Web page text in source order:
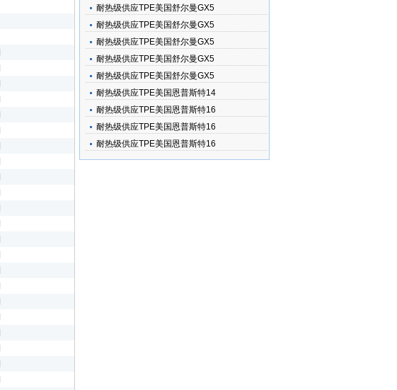
耐热级供应TPE美国舒尔曼GX5
耐热级供应TPE美国舒尔曼GX5
耐热级供应TPE美国舒尔曼GX5
耐热级供应TPE美国舒尔曼GX5
耐热级供应TPE美国舒尔曼GX5
耐热级供应TPE美国恩普斯特14
耐热级供应TPE美国恩普斯特16
耐热级供应TPE美国恩普斯特16
耐热级供应TPE美国恩普斯特16